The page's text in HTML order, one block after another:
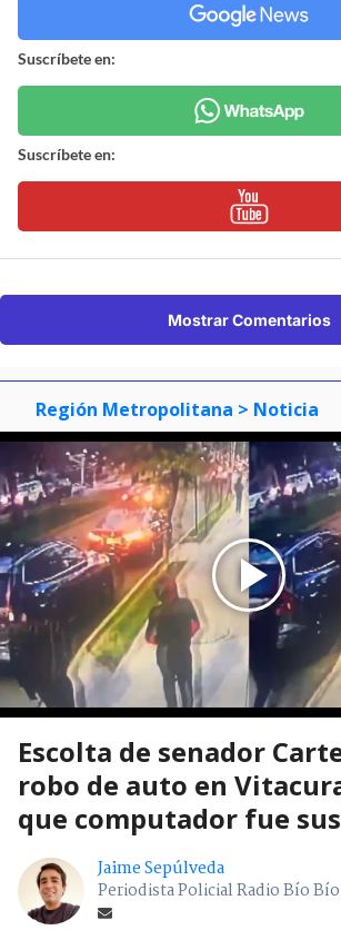
Suscríbete en:
Suscríbete en:
Mostrar Comentarios
Región Metropolitana > Noticia
Escolta de senador
robo de auto en
que computador fue
Jaime Sepúlveda
Periodista Policial Radio Bío